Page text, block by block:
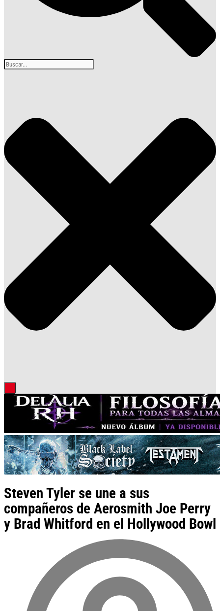
Steven Tyler se une a sus
compañeros de Aerosmith Joe Perry
y Brad Whitford en el Hollywood Bowl